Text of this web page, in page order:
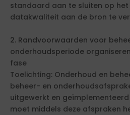
standaard aan te sluiten op
datakwaliteit aan de bron te
2. Randvoorwaarden voor
onderhoudsperiode
fase
Toelichting: Onderhoud en
beheer- en
uitgewerkt en
moet middels deze afspraken